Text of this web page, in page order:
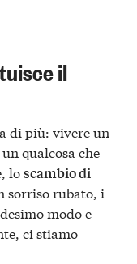
il
di più: vivere un
un qualcosa che
loscambio di
sorriso rubato, i
modo e
ci stiamo